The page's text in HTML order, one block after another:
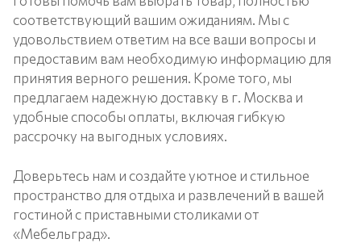
соответствующий вашим ожиданиям. Мы с
удовольствием ответим на все ваши вопросы и
предоставим вам необходимую информацию для
принятия верного решения. Кроме того, мы
предлагаем надежную доставку в г. Москва и
удобные способы оплаты, включая гибкую
рассрочку на выгодных условиях.
Доверьтесь нам и создайте уютное и стильное
пространство для отдыха и развлечений в вашей
гостиной с приставными столиками от
«Мебельград».